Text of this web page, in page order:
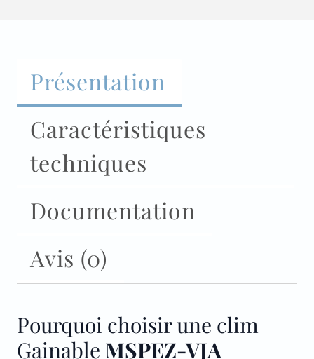
Présentation
Caractéristiques
techniques
Documentation
Avis (0)
Pourquoi choisir une clim
Gainable MSPEZ-VJA